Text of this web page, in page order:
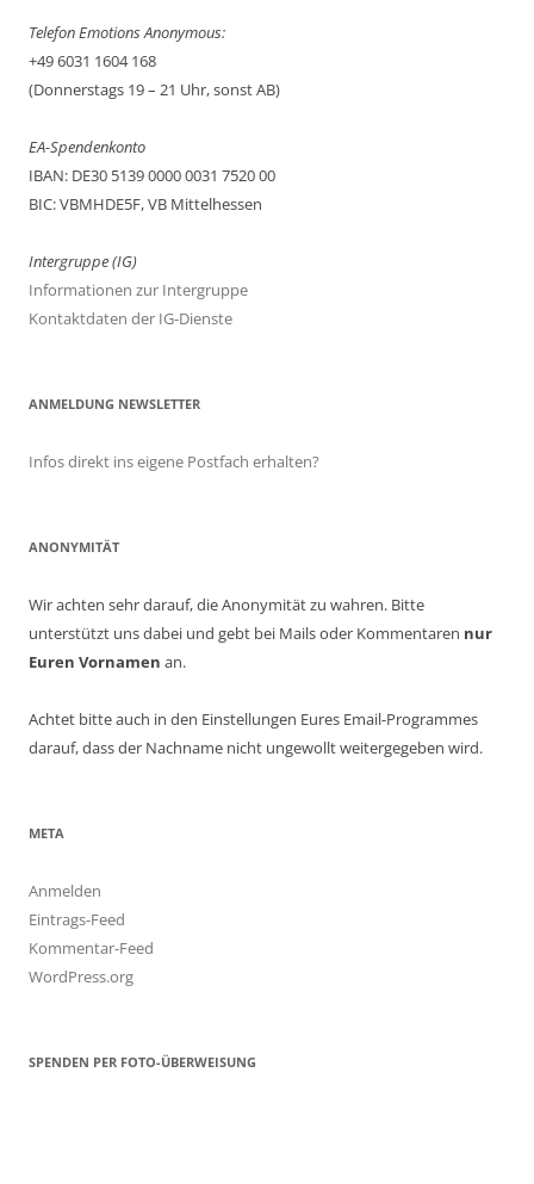
Telefon Emotions Anonymous:
+49 6031 1604 168
(Donnerstags 19 – 21 Uhr, sonst AB)
EA-Spendenkonto
IBAN: DE30 5139 0000 0031 7520 00
BIC: VBMHDE5F, VB Mittelhessen
Intergruppe (IG)
Informationen zur Intergruppe
Kontaktdaten der IG-Dienste
ANMELDUNG NEWSLETTER
Infos direkt ins eigene Postfach erhalten?
ANONYMITÄT
Wir achten sehr darauf, die Anonymität zu wahren. Bitte
unterstützt uns dabei und gebt bei Mails oder Kommentaren nur
Euren Vornamen an.
Achtet bitte auch in den Einstellungen Eures Email-Programmes
darauf, dass der Nachname nicht ungewollt weiter­gegeben wird.
META
Anmelden
Eintrags-Feed
Kommentar-Feed
WordPress.org
SPENDEN PER FOTO-ÜBERWEISUNG